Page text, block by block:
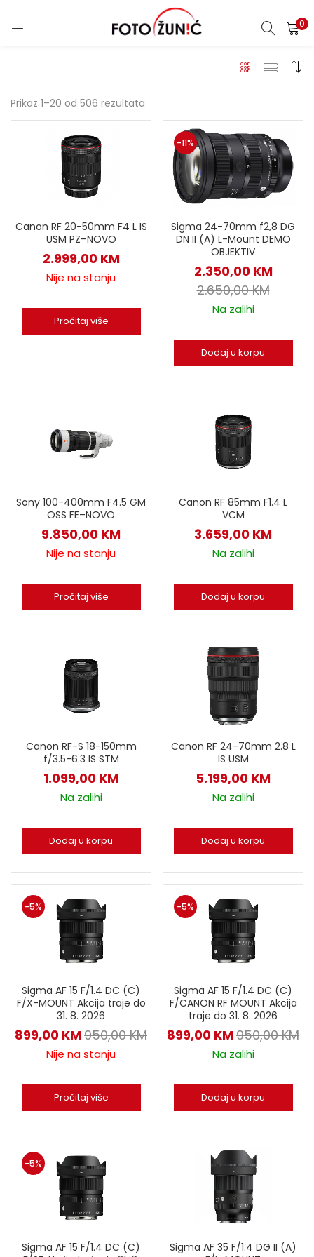
0
Prikaz 1–20 od 506 rezultata
Canon RF 20-50mm F4 L IS
USM PZ–NOVO
2.999,00 KM
Nije na stanju
Pročitaj više
-11%
Sigma 24-70mm f2,8 DG
DN II (A) L-Mount DEMO
OBJEKTIV
2.350,00 KM
2.650,00KM
Na zalihi
Dodaj u korpu
Sony 100-400mm F4.5 GM
OSS FE–NOVO
9.850,00 KM
Nije na stanju
Pročitaj više
Canon RF 85mm F1.4 L
VCM
3.659,00 KM
Na zalihi
Dodaj u korpu
Canon RF-S 18-150mm
f/3.5-6.3 IS STM
1.099,00 KM
Na zalihi
Dodaj u korpu
Canon RF 24-70mm 2.8 L
IS USM
5.199,00 KM
Na zalihi
Dodaj u korpu
-5%
Sigma AF 15 F/1.4 DC (C)
F/X-MOUNT Akcija traje do
31. 8. 2026
899,00 KM950,00KM
Nije na stanju
Pročitaj više
-5%
Sigma AF 15 F/1.4 DC (C)
F/CANON RF MOUNT Akcija
traje do 31. 8. 2026
899,00 KM950,00KM
Na zalihi
Dodaj u korpu
-5%
Sigma AF 15 F/1.4 DC (C)
Sigma AF 35 F/1.4 DG II (A)